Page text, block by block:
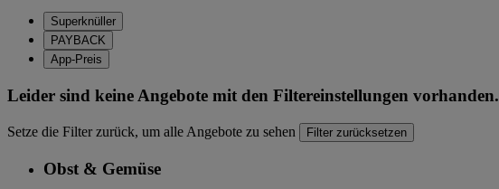
Superknüller
PAYBACK
App-Preis
Leider sind keine Angebote mit den Filtereinstellungen vorhanden.
Setze die Filter zurück, um alle Angebote zu sehen Filter zurücksetzen
Obst & Gemüse